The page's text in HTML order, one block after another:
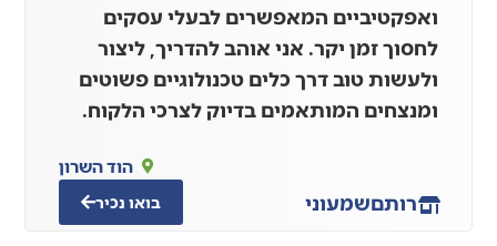
ואפקטיביים המאפשרים לבעלי עסקים
לחסוך זמן יקר. אני אוהב להדריך, ליצור
ולעשות טוב דרך כלים טכנולוגיים פשוטים
ומנצחים המותאמים בדיוק לצרכי הלקוח.
רותםשמעוני
הוד השרון
בואו נכיר